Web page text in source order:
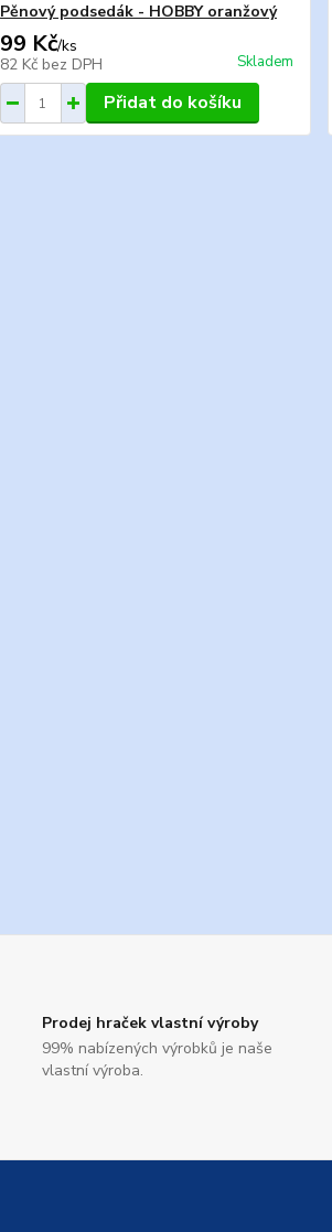
Pěnový podsedák - HOBBY oranžový
99 Kč/ks
82 Kč bez DPH Skladem
Přidat do košíku
Prodej hraček vlastní výroby
99% nabízených výrobků je naše
vlastní výroba.